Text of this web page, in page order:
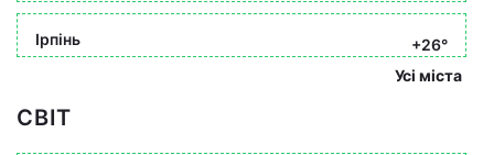
Ірпінь
+26°
Усі міста
СВІТ